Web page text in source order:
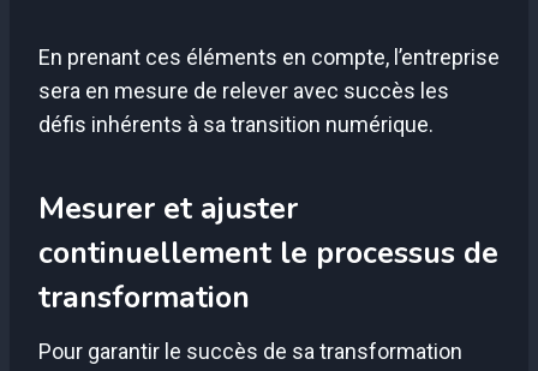
En prenant ces éléments en compte, l’entreprise
sera en mesure de relever avec succès les
défis inhérents à sa transition numérique.
Mesurer et ajuster
continuellement le processus de
transformation
Pour garantir le succès de sa transformation